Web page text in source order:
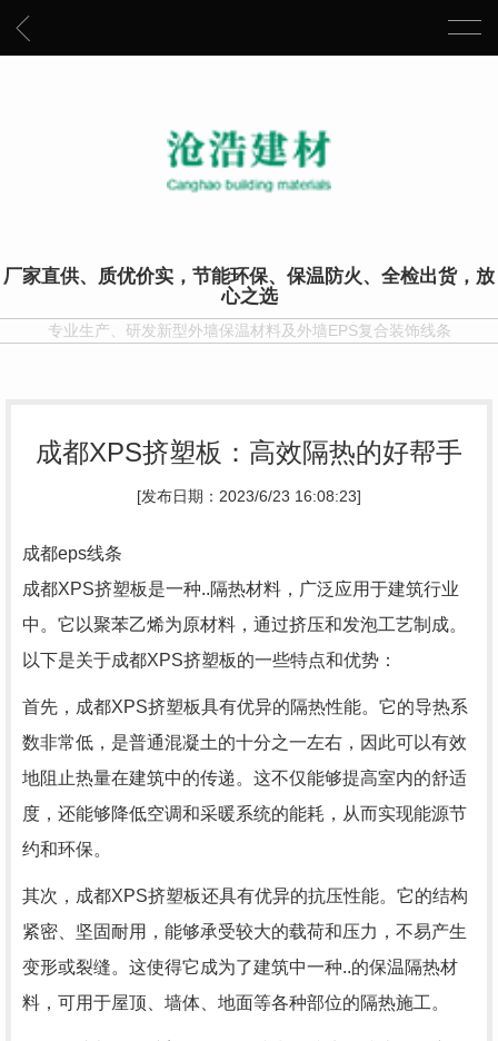
厂家直供、质优价实，节能环保、保温防火、全检出货，放
心之选
专业生产、研发新型外墙保温材料及外墙EPS复合装饰线条
成都XPS挤塑板：高效隔热的好帮手
[发布日期：2023/6/23 16:08:23]
成都eps线条
成都XPS挤塑板是一种..隔热材料，广泛应用于建筑行业
中。它以聚苯乙烯为原材料，通过挤压和发泡工艺制成。
以下是关于成都XPS挤塑板的一些特点和优势：
首先，成都XPS挤塑板具有优异的隔热性能。它的导热系
数非常低，是普通混凝土的十分之一左右，因此可以有效
地阻止热量在建筑中的传递。这不仅能够提高室内的舒适
度，还能够降低空调和采暖系统的能耗，从而实现能源节
约和环保。
其次，成都XPS挤塑板还具有优异的抗压性能。它的结构
紧密、坚固耐用，能够承受较大的载荷和压力，不易产生
变形或裂缝。这使得它成为了建筑中一种..的保温隔热材
料，可用于屋顶、墙体、地面等各种部位的隔热施工。